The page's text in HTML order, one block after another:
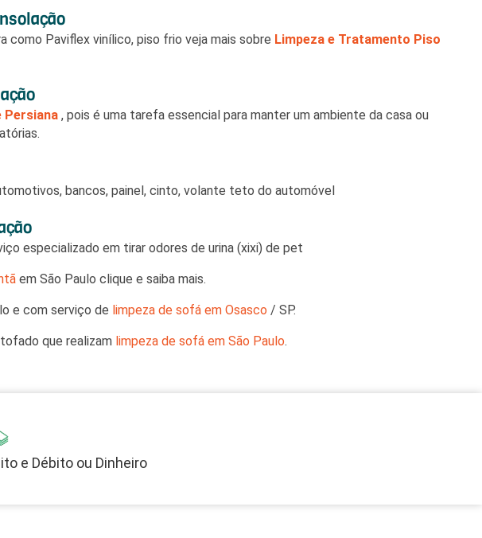
como Paviflex vinílico, piso frio veja mais sobre Limpeza e Tratamento Piso
Persiana , pois é uma tarefa essencial para manter um ambiente da casa ou
bancos, painel, cinto, volante teto do automóvel
especializado em tirar odores de urina (xixi) de pet
em São Paulo clique e saiba mais.
e com serviço de limpeza de sofá em Osasco / SP.
que realizam limpeza de sofá em São Paulo.
e Débito ou Dinheiro